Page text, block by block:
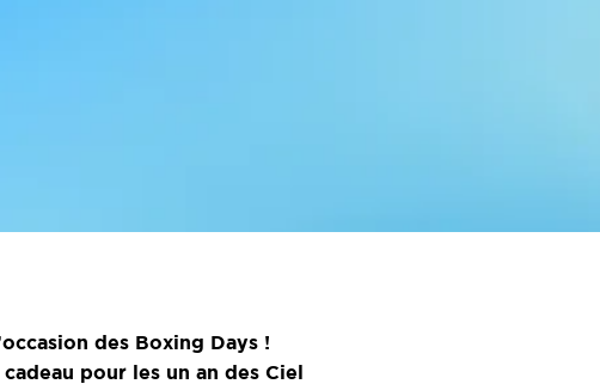
des Boxing Days !
pour les un an des Ciel